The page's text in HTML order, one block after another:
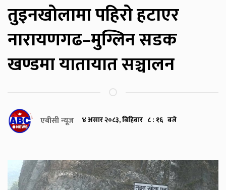
तुइनखोलामा पहिरो हटाएर
नारायणगढ–मुग्लिन सडक
खण्डमा यातायात सञ्चालन
एबीसी न्यूज ४ असार २०८३, बिहिबार ८ : १६ बजे